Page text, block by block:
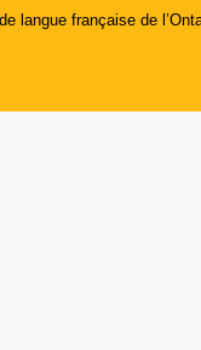
langue française de